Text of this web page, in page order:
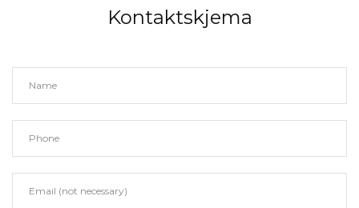
Kontaktskjema